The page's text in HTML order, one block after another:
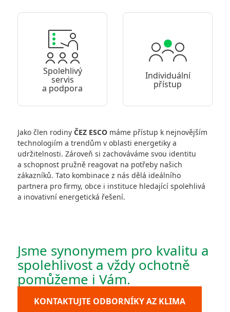
Spolehlivý
servis
a podpora
Individuální
přístup
Jako člen rodiny ČEZ ESCO máme přístup k nejnovějším
technologiím a trendům v oblasti energetiky a
udržitelnosti. Zároveň si zachováváme svou identitu
a schopnost pružně reagovat na potřeby našich
zákazníků. Tato kombinace z nás dělá ideálního
partnera pro firmy, obce i instituce hledající spolehlivá
a inovativní energetická řešení.
Jsme synonymem pro kvalitu a
spolehlivost a vždy ochotně
pomůžeme i Vám.
KONTAKTUJTE ODBORNÍKY AZ KLIMA